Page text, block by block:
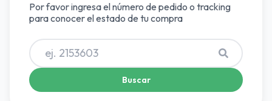
Por favor ingresa el número de pedido o tracking
para conocer el estado de tu compra
Buscar